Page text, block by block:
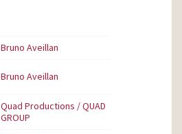
Bruno Aveillan
Bruno Aveillan
Quad Productions / QUAD
GROUP